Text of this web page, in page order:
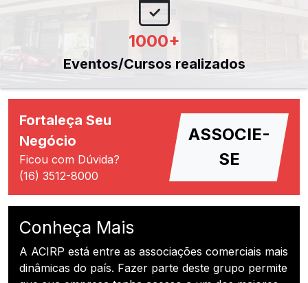
1000+
Eventos/Cursos realizados
Fortaleça Seu
Negócio
Ficou com Dúvida?
(16) 3512-8000
ASSOCIE-
SE
Conheça Mais
A ACIRP está entre as associações comerciais mais
dinâmicas do país. Fazer parte deste grupo permite